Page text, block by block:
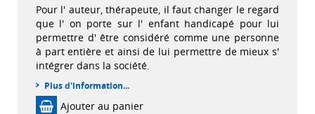
Pour l' auteur, thérapeute, il faut changer le regard
que l' on porte sur l' enfant handicapé pour lui
permettre d' être considéré comme une personne
à part entière et ainsi de lui permettre de mieux s'
intégrer dans la société.
Plus d'information...
Ajouter au panier